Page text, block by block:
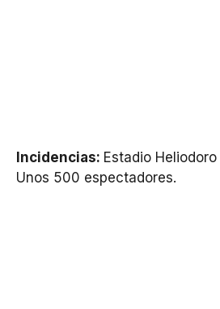
Incidencias: Estadio
Unos 500 espectadores.